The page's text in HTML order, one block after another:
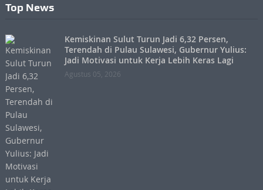
Top News
Kemiskinan Sulut Turun Jadi 6,32 Persen,
Terendah di Pulau Sulawesi, Gubernur Yulius:
Jadi Motivasi untuk Kerja Lebih Keras Lagi
Agustus 05, 2026